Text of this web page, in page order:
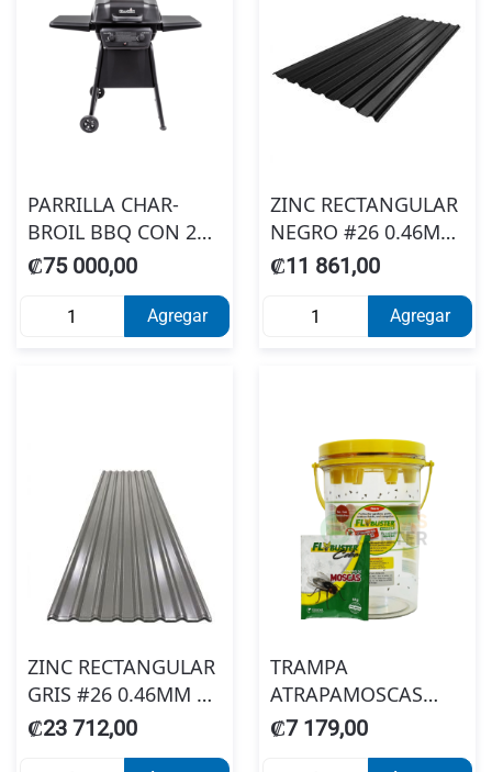
PARRILLA CHAR-
BROIL BBQ CON 2
QUEMADORES A
₡75 000,00
Agregar
ZINC RECTANGULAR
NEGRO #26 0.46MM
X 1.07 X 1.83
₡11 861,00
Agregar
ZINC RECTANGULAR
GRIS #26 0.46MM X
1.07 X 3.66
₡23 712,00
TRAMPA
ATRAPAMOSCAS
FLYBUSTER
₡7 179,00